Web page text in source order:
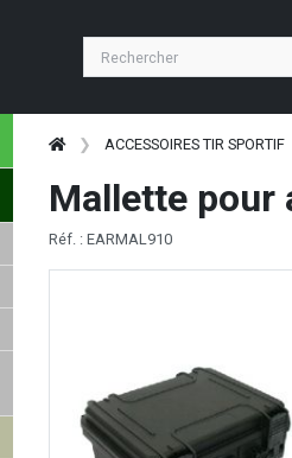
ACCESSOIRES TIR SPORTIF
Mallette pour
Réf. : EARMAL910